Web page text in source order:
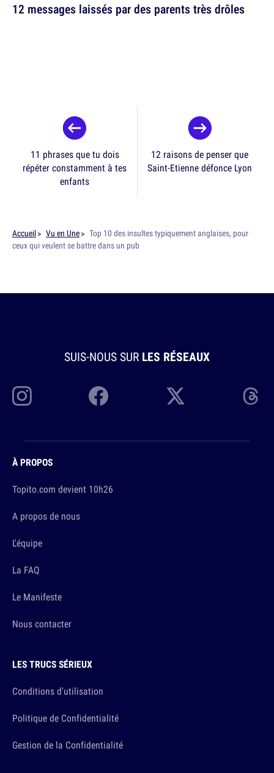
12 messages laissés par des parents très drôles
11 phrases que tu dois
répéter constamment à tes
enfants
12 raisons de penser que
Saint-Etienne défonce Lyon
Accueil Vu en Une
Top 10 des insultes typiquement anglaises, pour
ceux qui veulent se battre dans un pub
SUIS-NOUS SUR LES RÉSEAUX
À PROPOS
Topito.com devient 10h26
A propos de nous
L'équipe
La FAQ
Le Manifeste
Nous contacter
LES TRUCS SÉRIEUX
Conditions d'utilisation
Politique de Confidentialité
Gestion de la Confidentialité